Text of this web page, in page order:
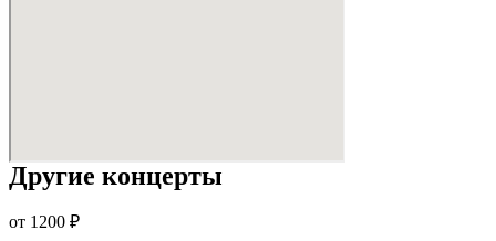
Другие концерты
от 1200 ₽